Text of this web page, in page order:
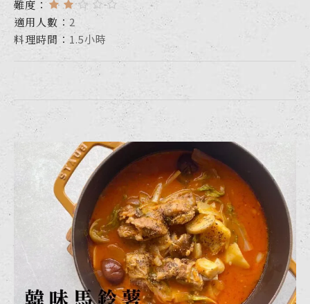
難度：
適用人數： 2
料理時間： 1.5小時